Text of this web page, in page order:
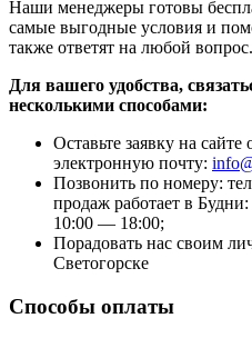
Наши менеджеры готовы
самые выгодные условия и
также ответят на любой вопрос.
Для вашего удобства,
несколькими способами:
Оставьте заявку на
электронную почту:
Позвонить по номеру:
продаж работает в
10:00 — 18:00;
Порадовать нас своим
Светогорске
Способы оплаты